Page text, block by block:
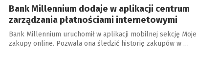
Bank Millennium dodaje w aplikacji centrum
zarządzania płatnościami internetowymi
Bank Millennium uruchomił w aplikacji mobilnej sekcję Moje
zakupy online. Pozwala ona śledzić historię zakupów w …